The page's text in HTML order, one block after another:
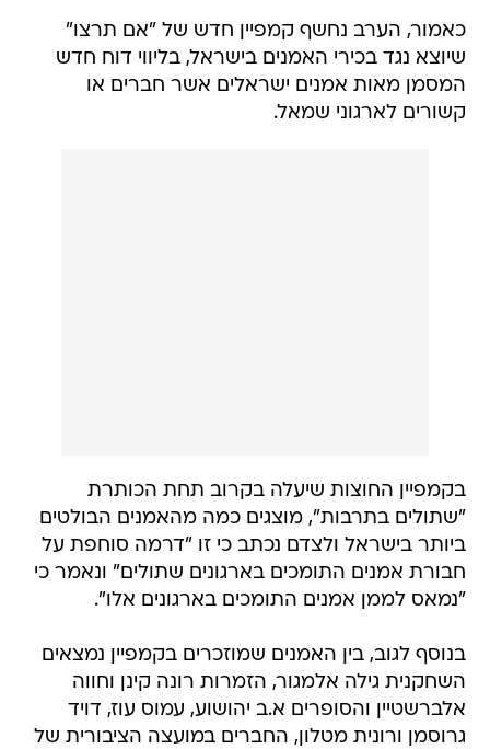
כאמור, הערב נחשף קמפיין חדש של "אם תרצו"
שיוצא נגד בכירי האמנים בישראל, בליווי דוח חדש
המסמן מאות אמנים ישראלים אשר חברים או
קשורים לארגוני שמאל.
בקמפיין החוצות שיעלה בקרוב תחת הכותרת
"שתולים בתרבות", מוצגים כמה מהאמנים הבולטים
ביותר בישראל ולצדם נכתב כי זו "דרמה סוחפת על
חבורת אמנים התומכים בארגונים שתולים" ונאמר כי
"נמאס לממן אמנים התומכים בארגונים אלו".
בנוסף לגוב, בין האמנים שמוזכרים בקמפיין נמצאים
השחקנית גילה אלמגור, הזמרות רונה קינן וחווה
אלברשטיין והסופרים א.ב יהושוע, עמוס עוז, דויד
גרוסמן ורונית מטלון, החברים במועצה הציבורית של